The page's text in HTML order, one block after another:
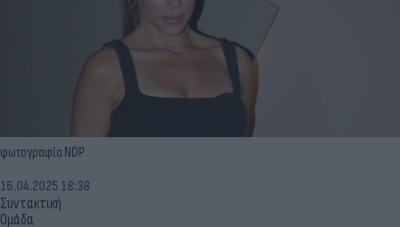
φωτογραφία NDP
Συντακτική
Ομάδα
16.04.2025 18:38